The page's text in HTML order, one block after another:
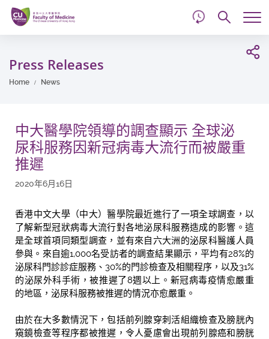
Skip
main
content
Press Releases
Home News
中大醫學院領導的調查顯示 全球泌
尿科服務因新冠病毒大流行而被嚴重
推遲
2020年6月16日
香港中文大學（中大）醫學院最近進行了一項全球調查，以
了解新型冠狀病毒大流行對各地泌尿科服務造成的影響。這
是全球首項同類型調查，並有來自六大洲的泌尿科醫護人員
參與。來自逾1,000名受訪者的調查結果顯示，平均有28%的
泌尿科門診診症服務、30%的門診檢查及相關程序，以及31%
的泌尿外科手術，被推遲了8週以上。新冠病毒疫情愈嚴重
的地區，泌尿科服務被推遲的情況亦愈嚴重。
由於在大多數情況下，包括前列腺穿刺活組織檢查及膀胱內
窺鏡檢查等程序都被推遲，令人憂慮會出現前列腺癌和膀胱